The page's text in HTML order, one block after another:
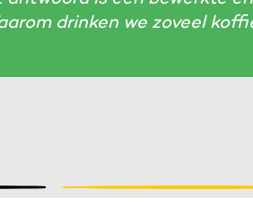
drinken we zoveel